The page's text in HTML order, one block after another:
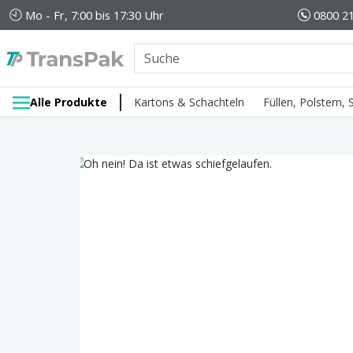
Mo - Fr, 7:00 bis 17:30 Uhr 0800
Alle Produkte Kartons & Schachteln Füllen, Polstern,